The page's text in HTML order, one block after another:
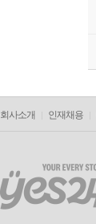
회사소개 인재채용